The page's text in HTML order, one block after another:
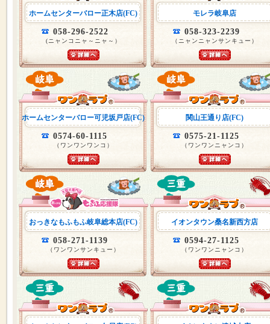
ホームセンターバロー正木店(FC)
058-296-2522
(ニャンコニャ～ニャ～）
モレラ岐阜店
058-323-2239
（ニャンニャンサンキュー）
ホームセンターバロー可児坂戸店(FC)
0574-60-1115
（ワンワンワンコ）
関山王通り店(FC)
0575-21-1125
（ワンワンニャンコ）
おっきなもふもふ岐阜総本店(FC)
058-271-1139
（ワンワンサンキュー）
イオンタウン桑名新西方店
0594-27-1125
（ワンワンニャンコ）